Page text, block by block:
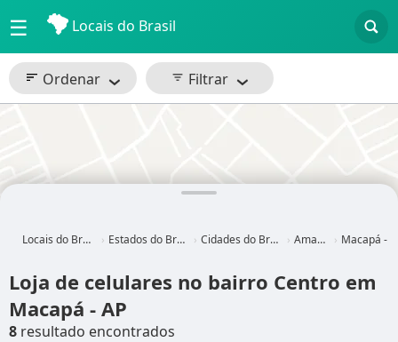
☰ Locais do Brasil
Ordenar Filtrar
Locais do Brasil Estados do Brasil Cidades do Brasil Amapá Macapá - AP
Loja de celulares no bairro Centro em
Macapá - AP
8 resultado encontrados